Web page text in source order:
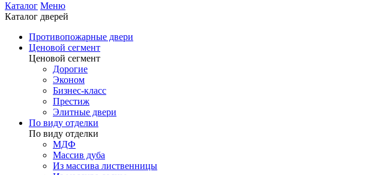
Каталог Меню
Каталог дверей
Противопожарные двери
Ценовой сегмент
Ценовой сегмент
Дорогие
Эконом
Бизнес-класс
Престиж
Элитные двери
По виду отделки
По виду отделки
МДФ
Массив дуба
Из массива лиственницы